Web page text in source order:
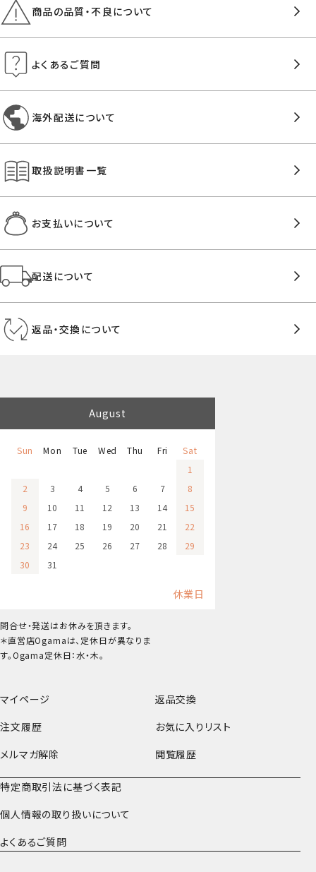
商品の品質・不良について
よくあるご質問
海外配送について
取扱説明書一覧
お支払いについて
配送について
返品・交換について
マイページ
返品交換
注文履歴
お気に入りリスト
メルマガ解除
閲覧履歴
特定商取引法に基づく表記
個人情報の取り扱いについて
よくあるご質問
August
Sun Mon Tue Wed Thu Fri
Sat
1
2
3 4 5 6 7
8
9
10 11 12 13 14
15
16
17 18 19 20 21
22
23
24 25 26 27 28
29
30
31
休業日
問合せ・発送はお休みを頂きます。
＊直営店Ogamaは、定休日が異なりま
す。Ogama定休日：水・木。